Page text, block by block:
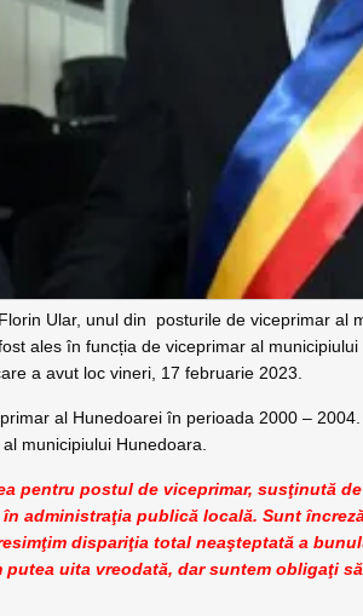
Ular, unul din posturile de viceprimar al
ales în funcția de viceprimar al
a avut loc vineri, 17 februarie 2023.
al Hunedoarei în perioada 2000 –
municipiului Hunedoara.
pentru postul de viceprimar, susţinută
administraţia publică locală. Sunt
dispariţia total neaşteptată a
uita vreodată, dar suntem obligaţi